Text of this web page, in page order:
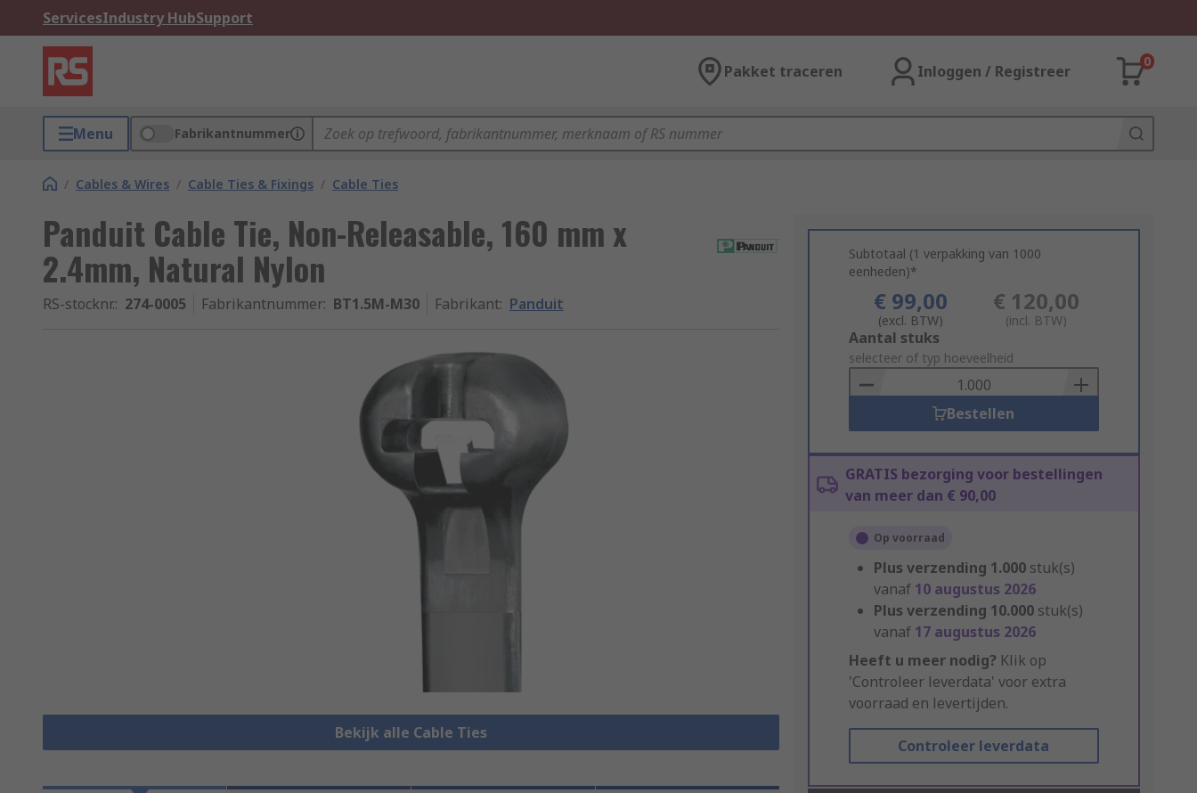
ServicesIndustry HubSupport
Pakket traceren Inloggen / Registreer
0
Menu Fabrikantnummer
/ Cables & Wires / Cable Ties & Fixings / Cable Ties
Panduit Cable Tie, Non-Releasable, 160 mm x
2.4mm, Natural Nylon
RS-stocknr.: 274-0005 Fabrikantnummer: BT1.5M-M30 Fabrikant: Panduit
Bekijk alle Cable Ties
Subtotaal (1 verpakking van 1000
eenheden)*
€ 99,00
(excl. BTW)
€ 120,00
(incl. BTW)
Add
to
Basket
Aantal stuks
selecteer of typ hoeveelheid
Bestellen
GRATIS bezorging voor bestellingen
van meer dan € 90,00
Op voorraad
Plus verzending 1.000 stuk(s)
vanaf 10 augustus 2026
Plus verzending 10.000 stuk(s)
vanaf 17 augustus 2026
Heeft u meer nodig? Klik op
'Controleer leverdata' voor extra
voorraad en levertijden.
Controleer leverdata